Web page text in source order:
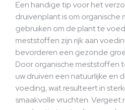
Een handige tip voor het
druivenplant is om
gebruiken om de plant te
meststoffen zijn rijk aan
bevorderen een gezonde
Door organische meststoffen
uw druiven een natuurlijke en
voeding, wat resulteert in
smaakvolle vruchten.